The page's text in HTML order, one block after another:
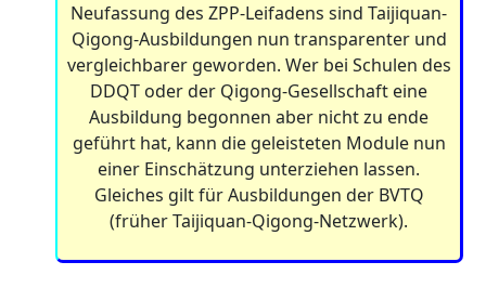
Neufassung des ZPP-Leifadens sind Taijiquan-
Qigong-Ausbildungen nun transparenter und
vergleichbarer geworden. Wer bei Schulen des
DDQT oder der Qigong-Gesellschaft eine
Ausbildung begonnen aber nicht zu ende
geführt hat, kann die geleisteten Module nun
einer Einschätzung unterziehen lassen.
Gleiches gilt für Ausbildungen der BVTQ
(früher Taijiquan-Qigong-Netzwerk).